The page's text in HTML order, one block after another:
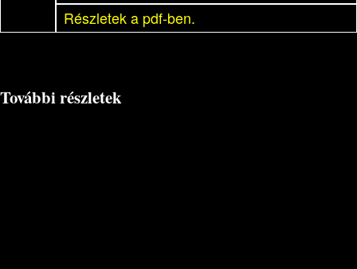
Részletek a pdf-ben.
További részletek